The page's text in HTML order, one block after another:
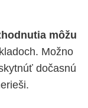
môžu
Možno
dočasnú